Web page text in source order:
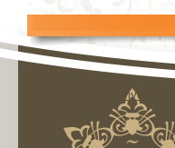
Ресторан клуб Шагал